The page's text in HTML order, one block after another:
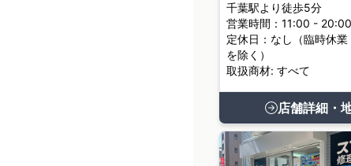
千葉駅より徒歩5分
営業時間：11:00 - 20:00
定休日：なし（臨時休
を除く）
取扱商材: すべて
店舗詳細・